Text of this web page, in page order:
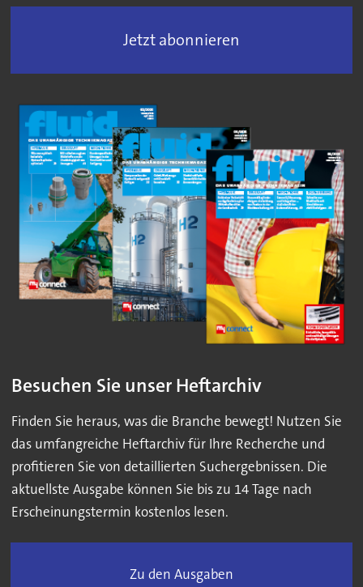
Jetzt abonnieren
Besuchen Sie unser Heftarchiv
Finden Sie heraus, was die Branche bewegt! Nutzen Sie
das umfangreiche Heftarchiv für Ihre Recherche und
profitieren Sie von detaillierten Suchergebnissen. Die
aktuellste Ausgabe können Sie bis zu 14 Tage nach
Erscheinungstermin kostenlos lesen.
Zu den Ausgaben